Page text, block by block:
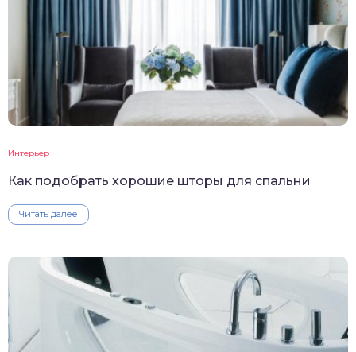
Интерьер
Как подобрать хорошие шторы для спальни
Читать далее